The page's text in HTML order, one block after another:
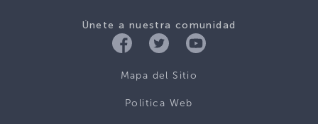
Únete a nuestra comunidad
Mapa del Sitio
Politica Web